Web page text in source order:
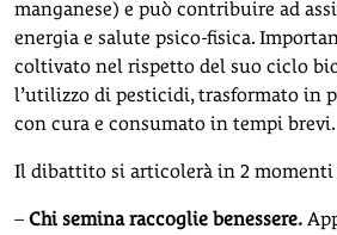
manganese) e può contribuire ad
energia e salute psico-fisica.
coltivato nel rispetto del suo ciclo
l’utilizzo di pesticidi, trasformato in
con cura e consumato in tempi brevi.
Il dibattito si articolerà in 2
– Chi semina raccoglie benessere.